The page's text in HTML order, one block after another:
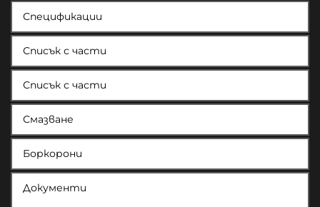
Спецификации
Списък с части
Списък с части
Смазване
Боркорони
Документи